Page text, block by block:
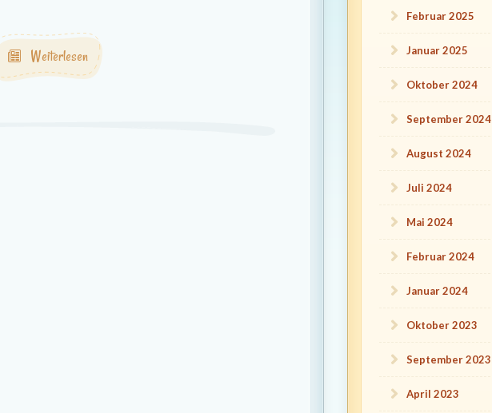
Weiterlesen
Februar 2025
Januar 2025
Oktober 2024
September 2024
August 2024
Juli 2024
Mai 2024
Februar 2024
Januar 2024
Oktober 2023
September 2023
April 2023